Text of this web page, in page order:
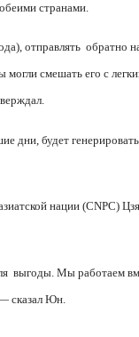
странами.
отправлять обратно
смешать его с
дни, будет
нации (CNPC)
выгоды. Мы работаем
сказал Юн.